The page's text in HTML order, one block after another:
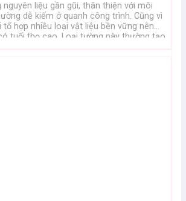
liệu gần gũi, thân thiện với môi
dễ kiếm ở quanh công trình. Cũng vì
hợp nhiều loại vật liệu bền vững nên
tuổi thọ cao. Loại tường này thường tạo